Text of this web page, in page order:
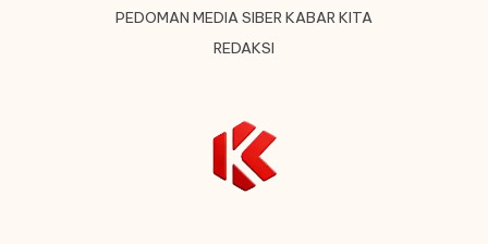
PEDOMAN MEDIA SIBER KABAR KITA
REDAKSI